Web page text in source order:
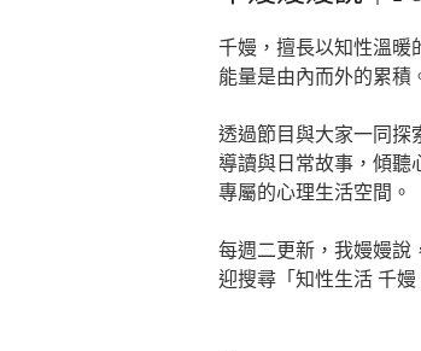
千嫚，擅長以知性溫暖
能量是由內而外的累積
透過節目與大家一同探
導讀與日常故事，傾聽
專屬的心理生活空間。
每週二更新，我嫚嫚說
迎搜尋「知性生活 千嫚